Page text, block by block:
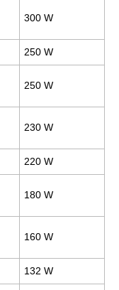
300 W
250 W
250 W
230 W
220 W
180 W
160 W
132 W